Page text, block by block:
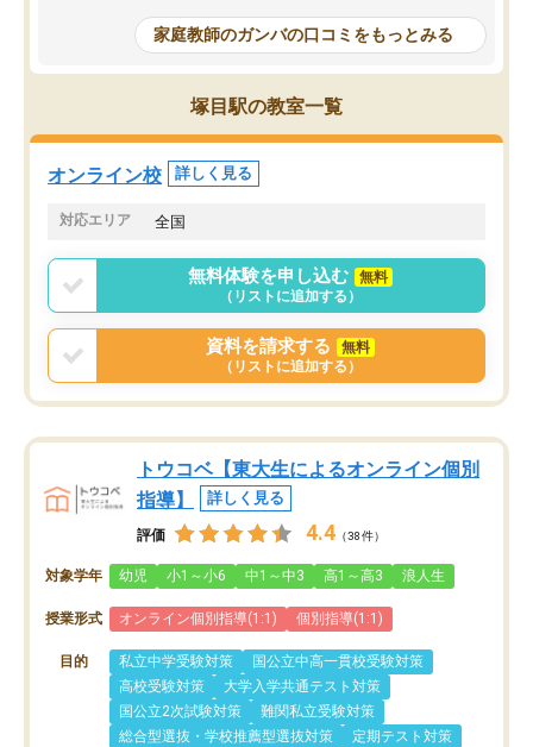
めて1年ほどだった今では平均点以上の
科目が増えてきました！あと1年受験ま
であるので無料の週末教室を使用しな
がら頑張って欲しいと思います！
問できるのでとても助か
家庭教師のガンバの口コミをもっとみる
塚目駅の教室一覧
オンライン校 詳しく見る
対応エリア 全国
無料体験を申し込む
無料
（リストに追加する）
資料を請求する
無料
（リストに追加する）
トウコベ【東大生によるオンライン個別
指導】
詳しく見る
評価 4.4 （38件）
対象学年 幼児 小1～小6 中1～中3 高1～高3 浪人生
授業形式 オンライン個別指導(1:1) 個別指導(1:1)
目的 私立中学受験対策
国公立中高一貫校受験対策
高校受験対策
大学入学共通テスト対策
国公立2次試験対策
難関私立受験対策
総合型選抜・学校推薦型選抜対策
定期テスト対策